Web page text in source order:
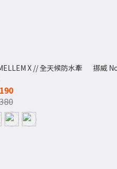
X // 全天候防水牽
挪威